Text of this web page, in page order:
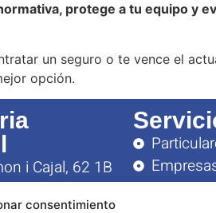
consentimiento
protege a tu equipo y
un seguro o te vence el
opción.
i Cajal, 62 1B